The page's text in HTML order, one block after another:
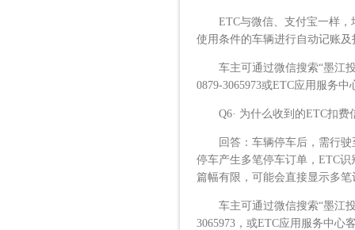
ETC与微信、支付宝一样，
使用条件的车辆进行自动记账
车主可通过微信搜索“墨江投
0879-3065973或ETC应用服务
Q6· 为什么收到的ETC扣费
回答：车辆停车后，需行驶
停车产生多笔停车订单，ETC
篇幅有限，可能会直接显示多
车主可通过微信搜索“墨江投
3065973，或ETC应用服务中心